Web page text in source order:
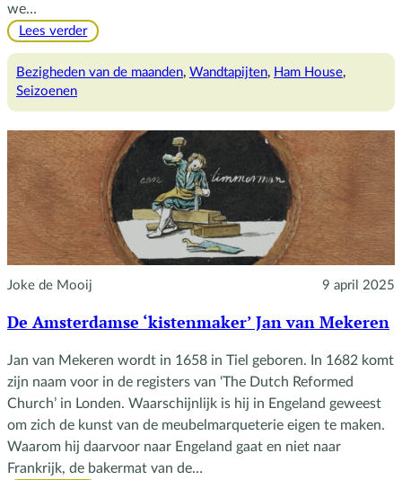
we…
Lees verder:
seizoenen
Bezigheden van de maanden, Wandtapijten, Ham House
Seizoenen
Joke de Mooij 9 april 2025
De Amsterdamse ‘kistenmaker’ Jan van Mekeren
Jan van Mekeren wordt in 1658 in Tiel geboren. In 1682 komt
zijn naam voor in de registers van ‘The Dutch Reformed
Church’ in Londen. Waarschijnlijk is hij in Engeland geweest
om zich de kunst van de meubelmarqueterie eigen te maken.
Waarom hij daarvoor naar Engeland gaat en niet naar
Frankrijk, de bakermat van de…